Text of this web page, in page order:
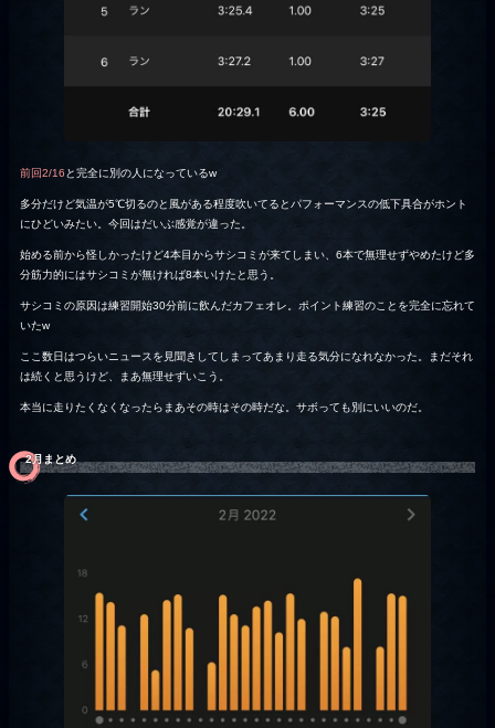
前回2/16 と完全に別の人になっているw
多分だけど気温が5℃切るのと風がある程度吹いてるとパフォーマンスの低下具合がホント
にひどいみたい。今回はだいぶ感覚が違った。
始める前から怪しかったけど4本目からサシコミが来てしまい、6本で無理せずやめたけど多
分筋力的にはサシコミが無ければ8本いけたと思う。
サシコミの原因は練習開始30分前に飲んだカフェオレ。ポイント練習のことを完全に忘れて
いたw
ここ数日はつらいニュースを見聞きしてしまってあまり走る気分になれなかった。まだそれ
は続くと思うけど、まあ無理せずいこう。
本当に走りたくなくなったらまあその時はその時だな。サボっても別にいいのだ。
2月まとめ